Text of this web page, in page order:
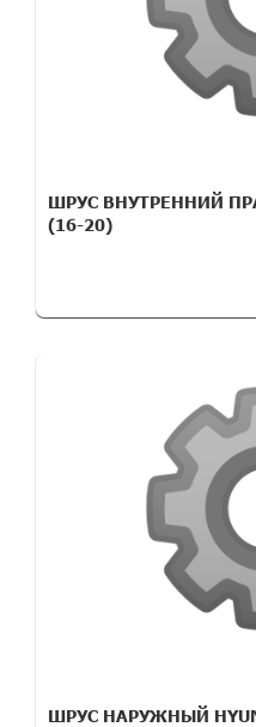
ШРУС ВНУТРЕННИЙ
(16-20)
ШРУС НАРУЖНЫЙ